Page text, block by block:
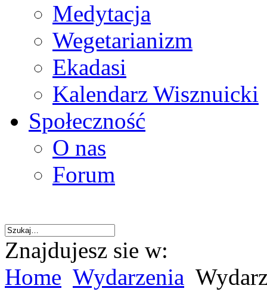
Medytacja
Wegetarianizm
Ekadasi
Kalendarz Wisznuicki
Społeczność
O nas
Forum
Znajdujesz sie w:
Home Wydarzenia